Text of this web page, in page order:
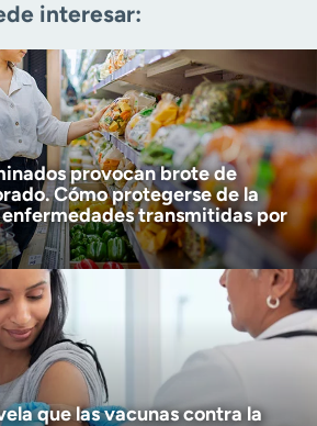
por edad (Obligatorio)
de salud en:
de salud en:
interesar:
provocan brote de
Cómo protegerse de la
transmitidas por
que las vacunas contra la